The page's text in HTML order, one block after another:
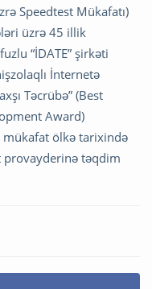
Speedtest Mükafatı)
üzrə 45 illik
“İDATE” şirkəti
İnternetə
Təcrübə” (Best
Award)
ölkə tarixində
provayderinə təqdim